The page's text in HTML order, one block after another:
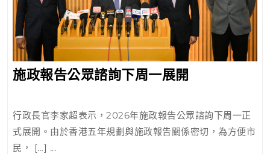
施政報告公眾諮詢下周一展開
告
公
行政長官李家超表示，2026年施政報告公眾諮詢下周一正
式展開。由於香港五年規劃與施政報告關係密切，為方便市
民， […] ...